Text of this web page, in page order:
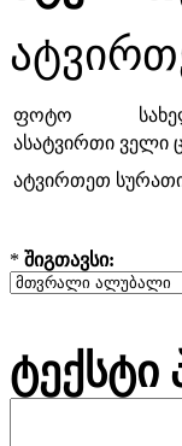
ფოტო
ასატვირთი ველი
ატვირთეთ
* შიგთავსი:
ტექსტი